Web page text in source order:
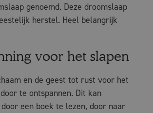
genoemd. Deze droomslaap
herstel. Heel belangrijk
voor het slapen
en de geest tot rust voor het
te ontspannen. Dit kan
een boek te lezen, door naar